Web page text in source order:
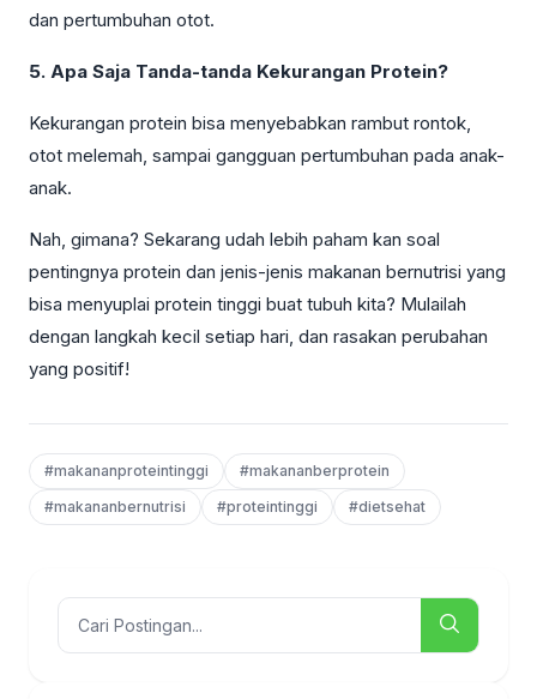
dan pertumbuhan otot.
5. Apa Saja Tanda-tanda Kekurangan Protein?
Kekurangan protein bisa menyebabkan rambut rontok,
otot melemah, sampai gangguan pertumbuhan pada anak-
anak.
Nah, gimana? Sekarang udah lebih paham kan soal
pentingnya protein dan jenis-jenis makanan bernutrisi yang
bisa menyuplai protein tinggi buat tubuh kita? Mulailah
dengan langkah kecil setiap hari, dan rasakan perubahan
yang positif!
#makananproteintinggi
#makananberprotein
#makananbernutrisi
#proteintinggi #dietsehat